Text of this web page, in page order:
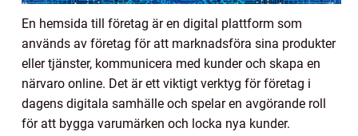
En hemsida till företag är en digital plattform som
används av företag för att marknadsföra sina produkter
eller tjänster, kommunicera med kunder och skapa en
närvaro online. Det är ett viktigt verktyg för företag i
dagens digitala samhälle och spelar en avgörande roll
för att bygga varumärken och locka nya kunder.